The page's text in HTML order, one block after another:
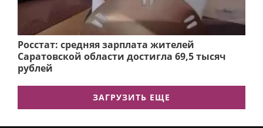
Росстат: средняя зарплата жителей
Саратовской области достигла 69,5 тысяч
рублей
ЗАГРУЗИТЬ ЕЩЕ